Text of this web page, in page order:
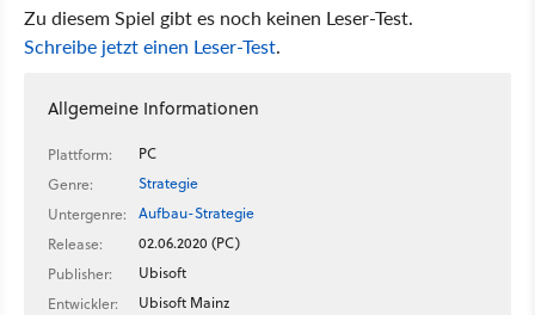
Zu diesem Spiel gibt es noch keinen Leser-Test.
Schreibe jetzt einen Leser-Test.
Allgemeine Informationen
Plattform:
PC
Genre:
Strategie
Untergenre:
Aufbau-Strategie
Release:
02.06.2020 (PC)
Publisher:
Ubisoft
Entwickler:
Ubisoft Mainz